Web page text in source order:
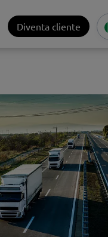
Diventa cliente